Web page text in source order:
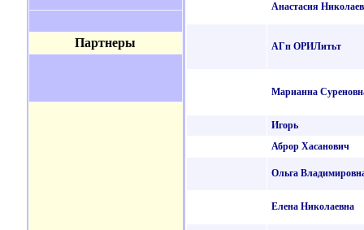
Партнеры
Анастасия
АГп ОРИЛитьт
Марианна
Игорь
Аброр Хасанович
Ольга
Елена Николаевна